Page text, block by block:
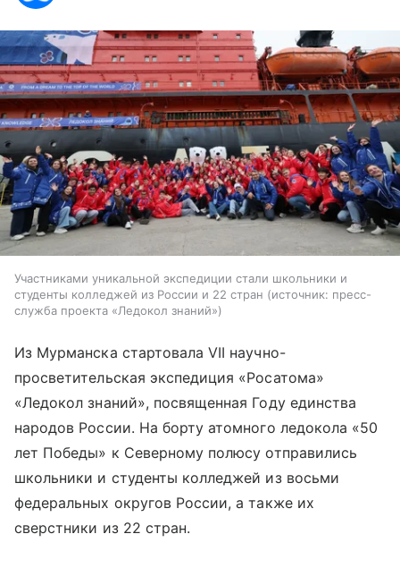
Участниками уникальной экспедиции стали школьники и
студенты колледжей из России и 22 стран
источник: пресс-
служба проекта «Ледокол знаний»
Из Мурманска стартовала VII научно-
просветительская экспедиция «Росатома»
«Ледокол знаний», посвященная Году единства
народов России. На борту атомного ледокола «50
лет Победы» к Северному полюсу отправились
школьники и студенты колледжей из восьми
федеральных округов России, а также их
сверстники из 22 стран.